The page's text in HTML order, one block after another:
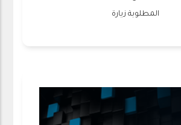
المطلوبة زيارة